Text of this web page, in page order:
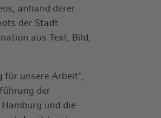
anhand derer
der Stadt
aus Text, Bild,
für unsere Arbeit“,
der
und die